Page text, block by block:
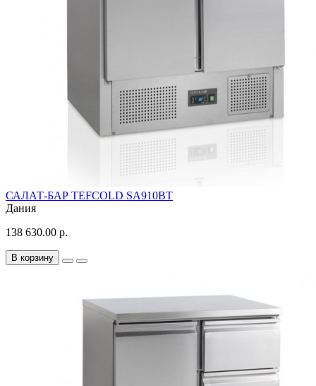
САЛАТ-БАР TEFCOLD SA910BT
Дания
138 630.00 р.
В корзину